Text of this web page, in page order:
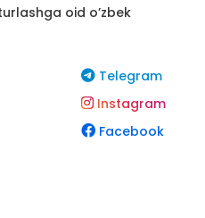
oid o’zbek
Telegram
Instagram
Facebook